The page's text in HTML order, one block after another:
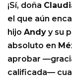
¡Sí, doña
el que aún
hijo Andy y su
absoluto en
aprobar
calificada—